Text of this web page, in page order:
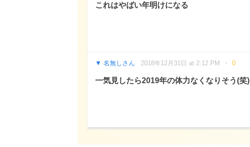
これはやばい年明けになる
名無しさん 2018年12月31日 at 2:12 PM 0
一気見したら2019年の体力なくなりそう(笑)